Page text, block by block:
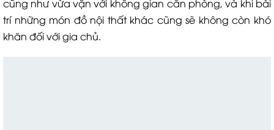
cũng như vừa vặn với không gian căn phòng, và khi bài
trí những món đồ nội thất khác cũng sẽ không còn khó
khăn đối với gia chủ.